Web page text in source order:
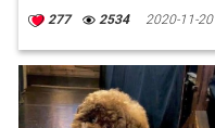
нохой
277 2534 2020-11-20